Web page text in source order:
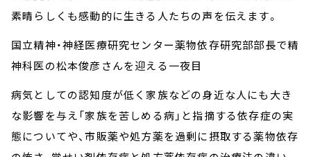
素晴らしくも感動的に生きる人たちの声を伝えます。
国立精神・神経医療研究センター薬物依存研究部部長で精
神科医の松本俊彦さんを迎える一夜目
病気としての認知度が低く家族などの身近な人にも大き
な影響を与え「家族を苦しめる病」と指摘する依存症の実
態についてや、市販薬や処方薬を過剰に摂取する薬物依存